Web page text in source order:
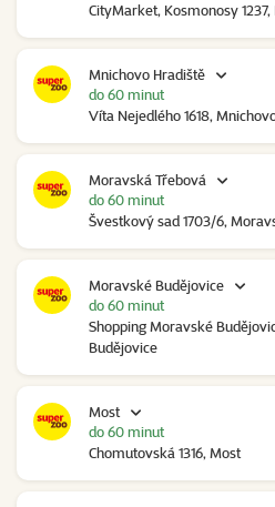
CityMarket, Kosmonosy
Mnichovo Hradiště
Víta Nejedlého 1618,
do 60 minut
Moravská Třebová
Švestkový sad 1703/6,
do 60 minut
Moravské Budějovice
Shopping Moravské
Budějovice
do 60 minut
Most
Chomutovská 1316, Most
do 60 minut